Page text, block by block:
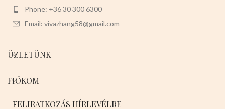
Phone: +36 30 300 6300
Email: vivazhang58@gmail.com
ÜZLETÜNK
FIÓKOM
FELIRATKOZÁS HÍRLEVÉLRE